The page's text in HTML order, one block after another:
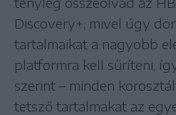
Discovery+, mivel úgy
tartalmaikat a nagyobb
platformra kell sűríteni,
szerint – minden
tetsző tartalmakat az